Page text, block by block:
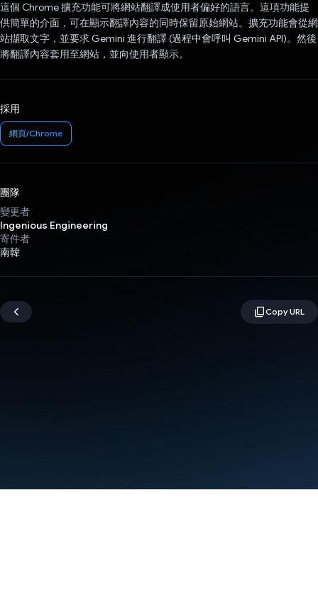
這個 Chrome 擴充功能可將網站翻譯成使用者偏好的語言。這項功能提
供簡單的介面，可在顯示翻譯內容的同時保留原始網站。擴充功能會從網
站擷取文字，並要求 Gemini 進行翻譯 (過程中會呼叫 Gemini API)。然後
將翻譯內容套用至網站，並向使用者顯示。
採用
網頁/Chrome
團隊
變更者
Ingenious Engineering
寄件者
南韓